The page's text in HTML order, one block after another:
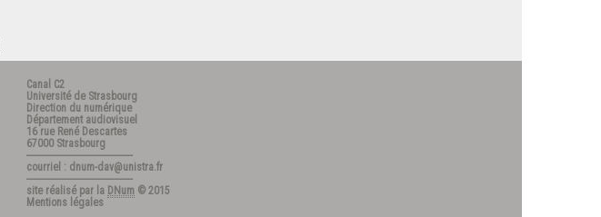
Canal C2
Université de Strasbourg
Direction du numérique
Département audiovisuel
16 rue René Descartes
67000 Strasbourg
---------------------------------------
courriel : dnum-dav@unistra.fr
---------------------------------------
site réalisé par la DNum © 2015
Mentions légales